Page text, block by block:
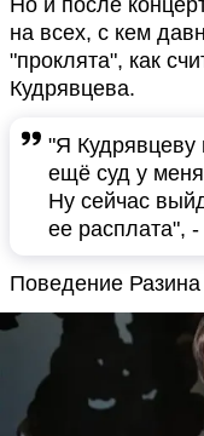
Но и после
на всех, с кем
"проклята", как
Кудрявцева.
"Я Кудрявцеву
ещё суд у
Ну сейчас
ее расплата",
Поведение Разина